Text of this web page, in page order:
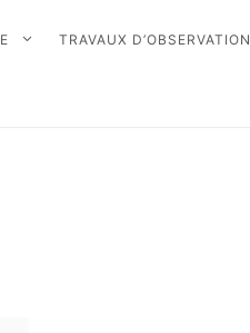
TRAVAUX D’OBSERVATION